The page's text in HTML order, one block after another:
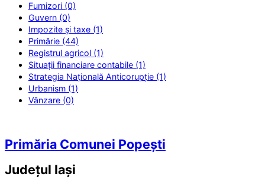
Furnizori (0)
Guvern (0)
Impozite și taxe (1)
Primărie (44)
Registrul agricol (1)
Situații financiare contabile (1)
Strategia Națională Anticorupție (1)
Urbanism (1)
Vânzare (0)
Primăria Comunei Popești
Județul Iași